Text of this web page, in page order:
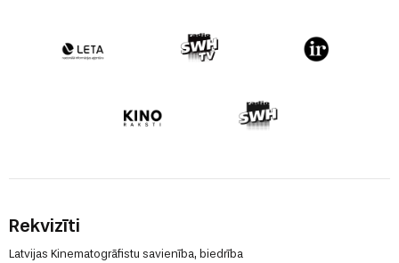
Rekvizīti
Latvijas Kinematogrāfistu savienība, biedrība